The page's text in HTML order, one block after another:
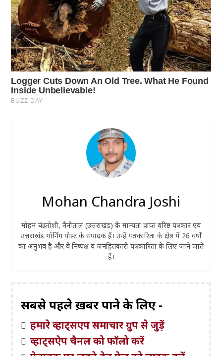
Mohan Chandra Joshi
मोहन चंद्र जोशी, नैनीताल (उत्तराखंड) के मान्यता प्राप्त वरिष्ठ पत्रकार एवं
उत्तराखंड मॉर्निंग पोस्ट के संपादक हैं। उन्हें पत्रकारिता के क्षेत्र में 26 वर्षों
का अनुभव है और वे निष्पक्ष व जनहितकारी पत्रकारिता के लिए जाने जाते
हैं।
सबसे पहले ख़बरें पाने के लिए -
हमारे व्हाट्सएप समाचार ग्रुप से जुड़ें
व्हाट्सऐप चैनल को फॉलो करें